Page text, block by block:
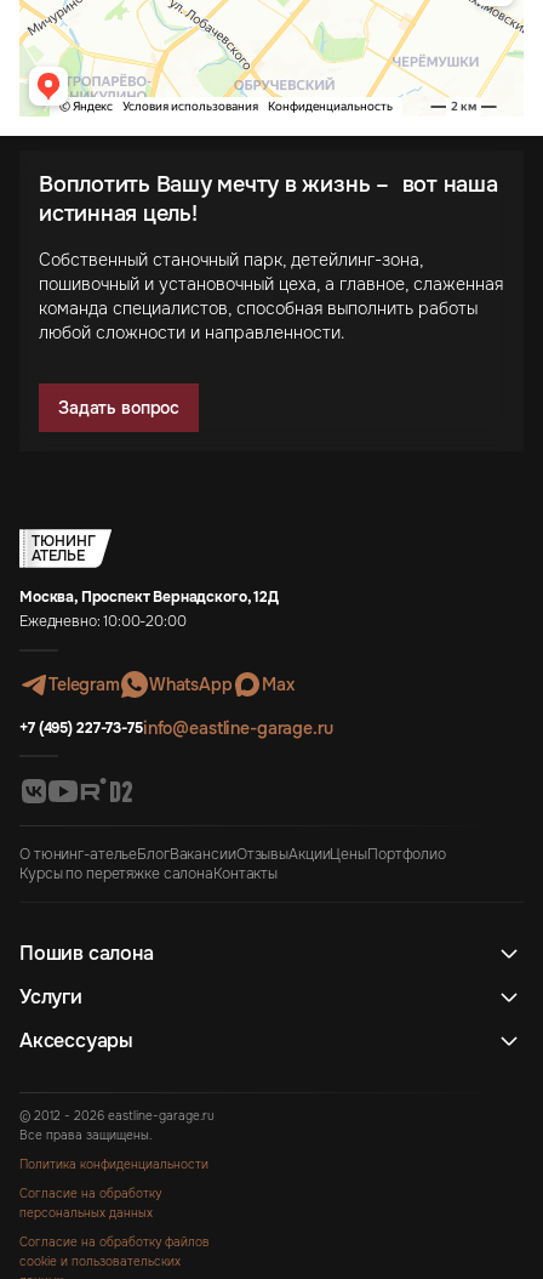
Воплотить Вашу мечту в жизнь – вот наша
истинная цель!
Собственный станочный парк, детейлинг-зона,
пошивочный и установочный цеха, а главное, слаженная
команда специалистов, способная выполнить работы
любой сложности и направленности.
Задать вопрос
ТЮНИНГ
АТЕЛЬЕ
Москва, Проспект Вернадского, 12Д
Ежедневно: 10:00-20:00
Telegram WhatsApp Max
+7 (495) 227-73-75info@eastline-garage.ru
О тюнинг-ательеБлогВакансииОтзывыАкцииЦеныПортфолио
Курсы по перетяжке салонаКонтакты
Пошив салона
Услуги
Аксессуары
© 2012 - 2026 eastline-garage.ru
Все права защищены.
Политика конфиденциальности
Согласие на обработку
персональных данных
Согласие на обработку файлов
cookie и пользовательских